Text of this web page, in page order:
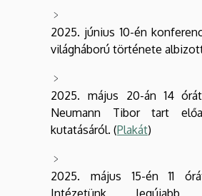
2025. június 10-én
világháború története
2025. május 20-án 14
Neumann Tibor tart
kutatásáról. (Plakát)
2025. május 15-én 11
Intézetünk legújabb